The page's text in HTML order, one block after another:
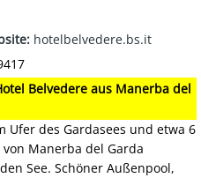
hotelbelvedere.bs.it
Belvedere aus Manerba del
Ufer des Gardasees und etwa 6
Manerba del Garda
See. Schöner Außenpool,